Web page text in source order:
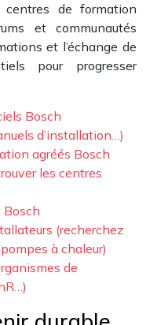
de formation
et communautés
et l’échange de
pour progresser
Bosch
d’installation…)
agréés Bosch
les centres
Bosch
(recherchez
à chaleur)
de